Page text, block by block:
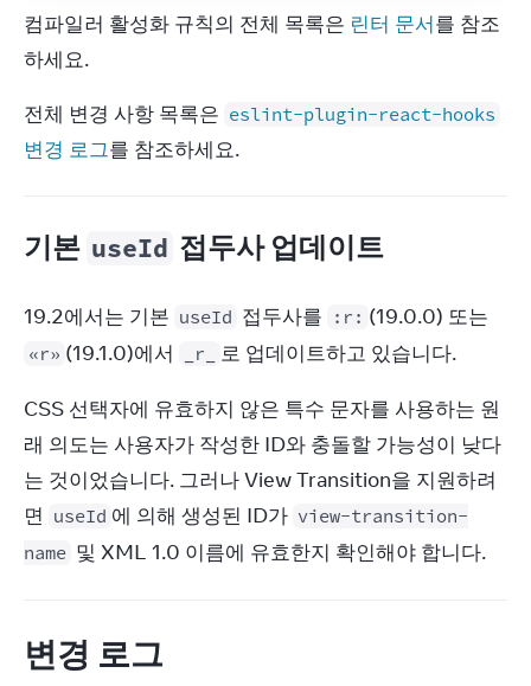
컴파일러 활성화 규칙의 전체 목록은 린터 문서를 참조
하세요.
전체 변경 사항 목록은 eslint-plugin-react-hooks
변경 로그를 참조하세요.
기본 useId 접두사 업데이트
19.2에서는 기본 useId 접두사를 :r:
«r» (19.1.0)에서 _r_ 로 업데이트하고 있습니다.
CSS 선택자에 유효하지 않은 특수 문자를 사용하는 원
래 의도는 사용자가 작성한 ID와 충돌할 가능성이 낮다
는 것이었습니다. 그러나 View Transition을 지원하려
면 useId 에 의해 생성된 ID가 view-transition-
name 및 XML 1.0 이름에 유효한지 확인해야 합니다.
변경 로그